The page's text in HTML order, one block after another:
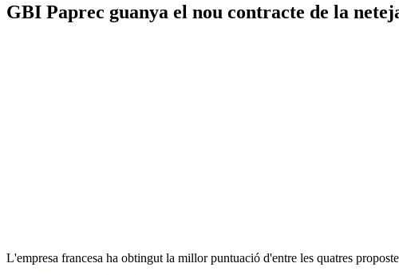
GBI Paprec guanya el nou contracte de la
L'empresa francesa ha obtingut la millor puntuació d'entre les quatres